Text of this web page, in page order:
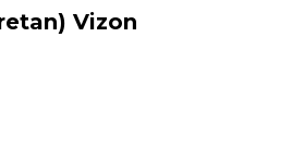
Vizon